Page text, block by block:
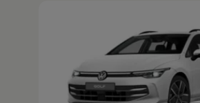
Volkswagen Kundenbetreuung
Mehr zum Golf Variant erfahren